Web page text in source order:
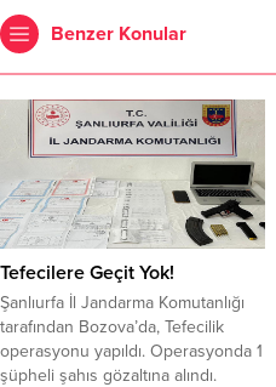
Benzer Konular
Tefecilere Geçit Yok!
Şanlıurfa İl Jandarma Komutanlığı
tarafından Bozova’da, Tefecilik
operasyonu yapıldı. Operasyonda 1
şüpheli şahıs gözaltına alındı.